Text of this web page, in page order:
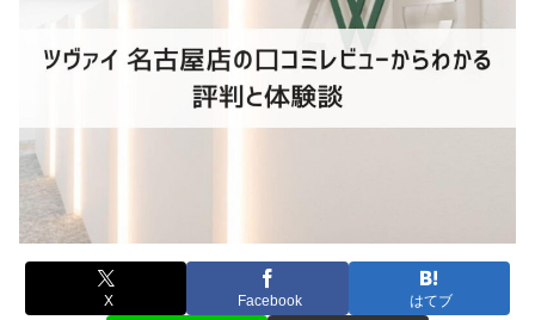
X Facebook はてブ